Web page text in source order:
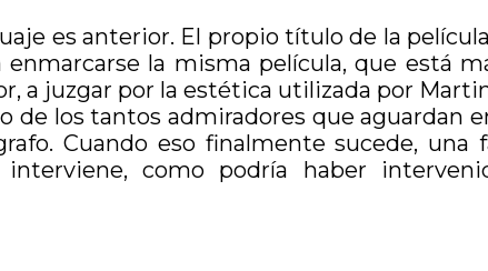
es anterior. El propio título de la
la misma película, que está
a juzgar por la estética utilizada por
los tantos admiradores que aguardan
Cuando eso finalmente sucede,
como podría haber